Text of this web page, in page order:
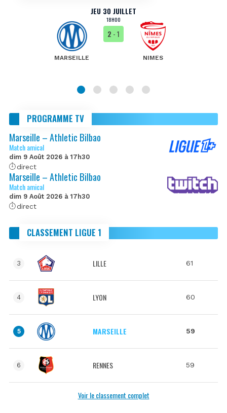
JEU 30 JUILLET
18H00
MARSEILLE
2 - 1
NIMES
PROGRAMME TV
Marseille – Athletic Bilbao
Match amical
dim 9 Août 2026 à 17h30
direct
Marseille – Athletic Bilbao
Match amical
dim 9 Août 2026 à 17h30
direct
CLASSEMENT LIGUE 1
3 LILLE 61
4 LYON 60
5 MARSEILLE 59
6 RENNES 59
Voir le classement complet